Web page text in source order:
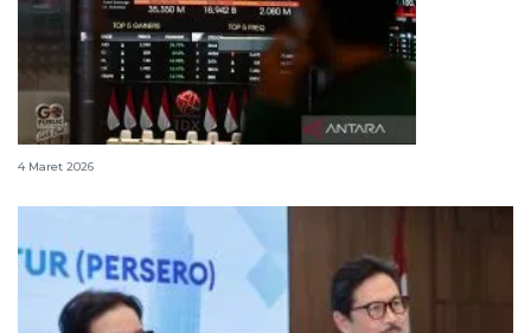
IHSG dibuka melemah 43,39 poin Rabu ini
4 Maret 2026